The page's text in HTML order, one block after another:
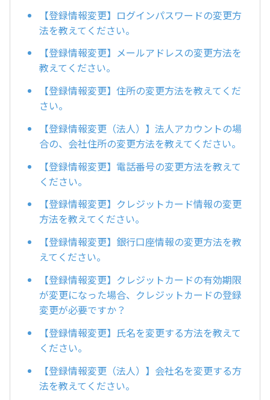
【登録情報変更】ログインパスワードの変更方
法を教えてください。
【登録情報変更】メールアドレスの変更方法を
教えてください。
【登録情報変更】住所の変更方法を教えてくだ
さい。
【登録情報変更（法人）】法人アカウントの場
合の、会社住所の変更方法を教えてください。
【登録情報変更】電話番号の変更方法を教えて
ください。
【登録情報変更】クレジットカード情報の変更
方法を教えてください。
【登録情報変更】銀行口座情報の変更方法を教
えてください。
【登録情報変更】クレジットカードの有効期限
が変更になった場合、クレジットカードの登録
変更が必要ですか？
【登録情報変更】氏名を変更する方法を教えて
ください。
【登録情報変更（法人）】会社名を変更する方
法を教えてください。